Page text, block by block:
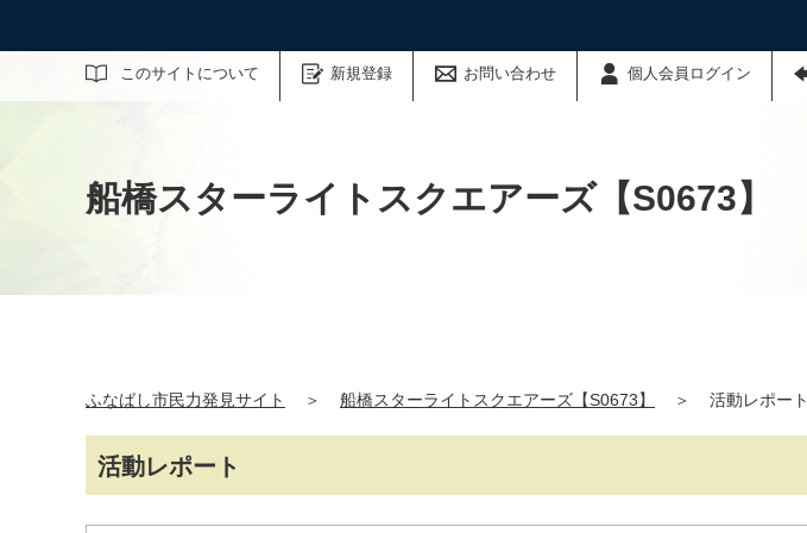
このサイトについて 新規登録 お問い合わせ 個人会員ログイン
サイト内検索
船橋スターライトスクエアーズ【S0673】
ふなばし市民力発見サイト ＞ 船橋スターライトスクエアーズ【S0673】 ＞ 活動レポート
活動レポート